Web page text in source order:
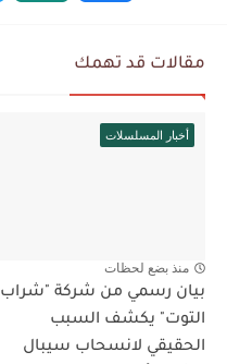
مقالات قد تهمك
أخبار المسلسلات
منذ بضع لحظات
بيان رسمي من شركة "شراب
التوت" يكشف السبب
الحقيقي لانسحاب سيبال